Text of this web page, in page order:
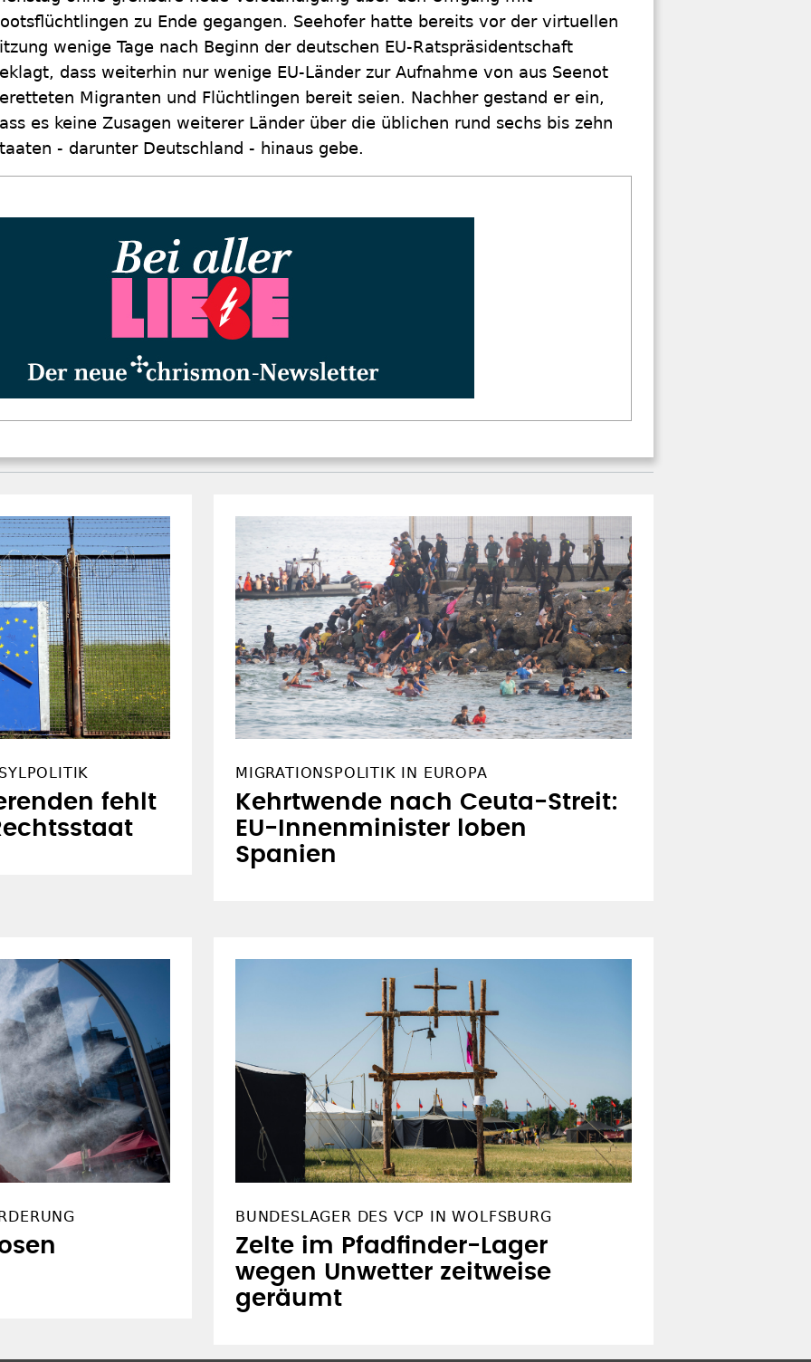
zu Ende gegangen. Seehofer hatte bereits vor der virtuellen
wenige Tage nach Beginn der deutschen EU-Ratspräsidentschaft
dass weiterhin nur wenige EU-Länder zur Aufnahme von aus Seenot
Migranten und Flüchtlingen bereit seien. Nachher gestand er ein,
es keine Zusagen weiterer Länder über die üblichen rund sechs bis zehn
- darunter Deutschland - hinaus gebe.
EU-Innenminister loben